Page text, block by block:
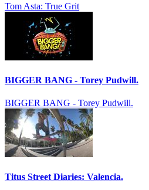
Tom Asta: True Grit
BIGGER BANG - Torey Pudwill.
BIGGER BANG - Torey Pudwill.
Titus Street Diaries: Valencia.